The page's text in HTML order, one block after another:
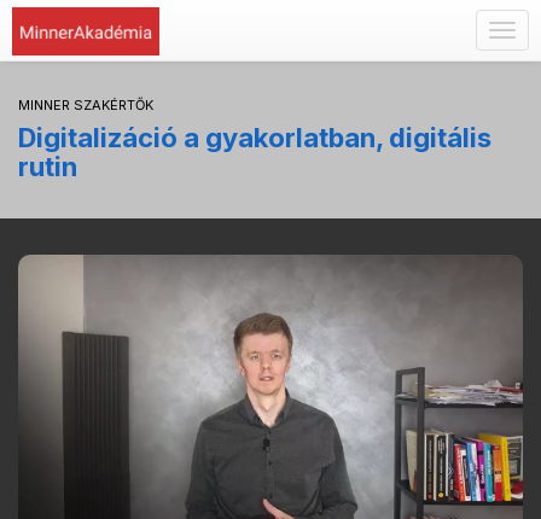
MINNER SZAKÉRTŐK
Digitalizáció a gyakorlatban, digitális
rutin